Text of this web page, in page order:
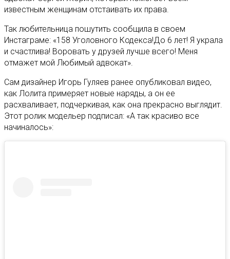
известным женщинам отстаивать их права.
Так любительница пошутить сообщила в своем
Инстаграме: «158 Уголовного Кодекса!До 6 лет! Я украла
и счастлива! Воровать у друзей лучше всего! Меня
отмажет мой Любимый адвокат».
Сам дизайнер Игорь Гуляев ранее опубликовал видео,
как Лолита примеряет новые наряды, а он ее
расхваливает, подчеркивая, как она прекрасно выглядит.
Этот ролик модельер подписал: «А так красиво все
начиналось»: